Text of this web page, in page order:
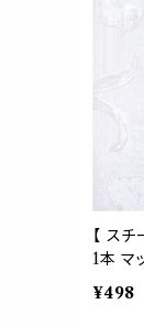
【 ス
1本 マ
消し
噴射
¥498